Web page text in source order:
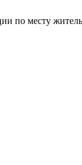
по месту